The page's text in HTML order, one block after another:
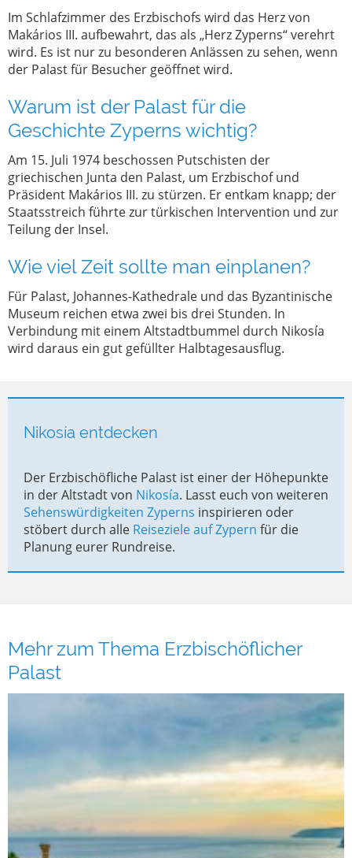
Im Schlafzimmer des Erzbischofs wird das Herz von
Makários III. aufbewahrt, das als „Herz Zyperns“ verehrt
wird. Es ist nur zu besonderen Anlässen zu sehen, wenn
der Palast für Besucher geöffnet wird.
Warum ist der Palast für die
Geschichte Zyperns wichtig?
Am 15. Juli 1974 beschossen Putschisten der
griechischen Junta den Palast, um Erzbischof und
Präsident Makários III. zu stürzen. Er entkam knapp; der
Staatsstreich führte zur türkischen Intervention und zur
Teilung der Insel.
Wie viel Zeit sollte man einplanen?
Für Palast, Johannes-Kathedrale und das Byzantinische
Museum reichen etwa zwei bis drei Stunden. In
Verbindung mit einem Altstadtbummel durch Nikosía
wird daraus ein gut gefüllter Halbtagesausflug.
Nikosía entdecken
Der Erzbischöfliche Palast ist einer der Höhepunkte
in der Altstadt von Nikosía. Lasst euch von weiteren
Sehenswürdigkeiten Zyperns inspirieren oder
stöbert durch alle Reiseziele auf Zypern für die
Planung eurer Rundreise.
Mehr zum Thema Erzbischöflicher
Palast